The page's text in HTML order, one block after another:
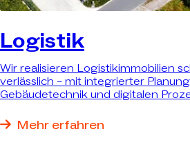
Logistik
Wir realisieren Logistikimmobilien
verlässlich – mit integrierter
Gebäudetechnik und digitalen
realisieren wir genau die Immobilie,
Mehr erfahren